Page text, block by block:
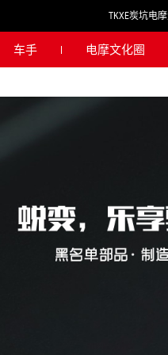
TKXE炭坑电
车手 电摩文化圈